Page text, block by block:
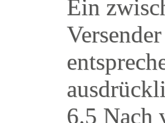
Ein
6.5 Nach